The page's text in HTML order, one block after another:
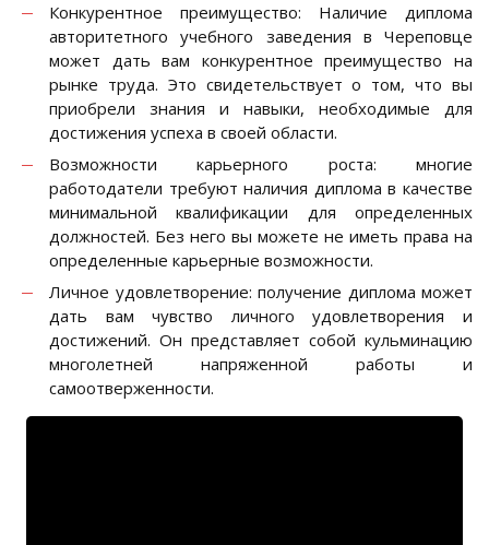
Конкурентное преимущество: Наличие диплома
авторитетного учебного заведения в Череповце
может дать вам конкурентное преимущество на
рынке труда. Это свидетельствует о том, что вы
приобрели знания и навыки, необходимые для
достижения успеха в своей области.
Возможности карьерного роста: многие
работодатели требуют наличия диплома в качестве
минимальной квалификации для определенных
должностей. Без него вы можете не иметь права на
определенные карьерные возможности.
Личное удовлетворение: получение диплома может
дать вам чувство личного удовлетворения и
достижений. Он представляет собой кульминацию
многолетней напряженной работы и
самоотверженности.